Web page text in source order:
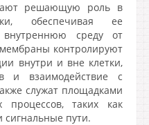
решающую роль в
обеспечивая ее
среду от
контролируют
внутри и вне клетки,
и взаимодействие с
служат площадками
процессов, таких как
сигнальные пути.